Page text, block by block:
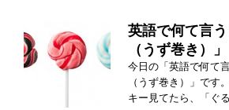
英語で何て言
（うず巻き）」
今日の「英語で何て
（うず巻き）」です
キー見てたら、「ぐる